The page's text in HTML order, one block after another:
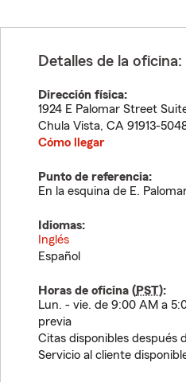
Detalles de la oficina:
Dirección física:
1924 E Palomar Street
Chula Vista, CA 91913-
Cómo llegar
Punto de referencia:
En la esquina de E.
Idiomas:
Inglés
Español
Horas de oficina (PST):
Lun. - vie. de 9:00 AM a
previa
Citas disponibles después
Servicio al cliente